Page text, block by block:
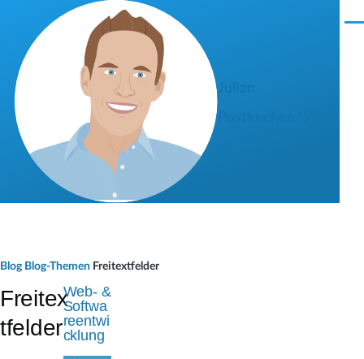
Direkt zum Inhalt
M
a
d
Blog Blog-Themen Freitextfelder
Freitex
tfelder
Web- &
Softwa
reentwi
cklung